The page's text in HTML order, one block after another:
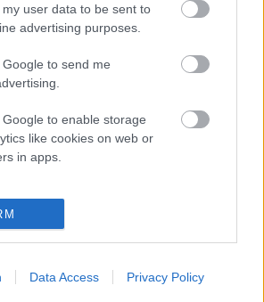
user data to be sent to
advertising purposes.
to send me
to enable storage
like cookies on web or
in apps.
Data Access Privacy Policy
Αναζήτηση
θέλετε να αναζητήσετε.
Αναζήτηση